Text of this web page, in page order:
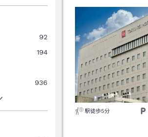
92
194
936
駅徒歩5分